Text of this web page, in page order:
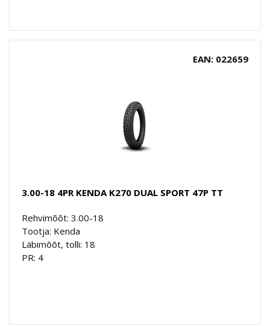
EAN: 022659
3.00-18 4PR KENDA K270 DUAL SPORT 47P TT
Rehvimõõt: 3.00-18
Tootja: Kenda
Läbimõõt, tolli: 18
PR: 4